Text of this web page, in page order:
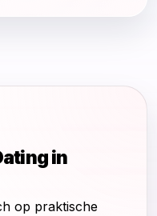
in
op praktische